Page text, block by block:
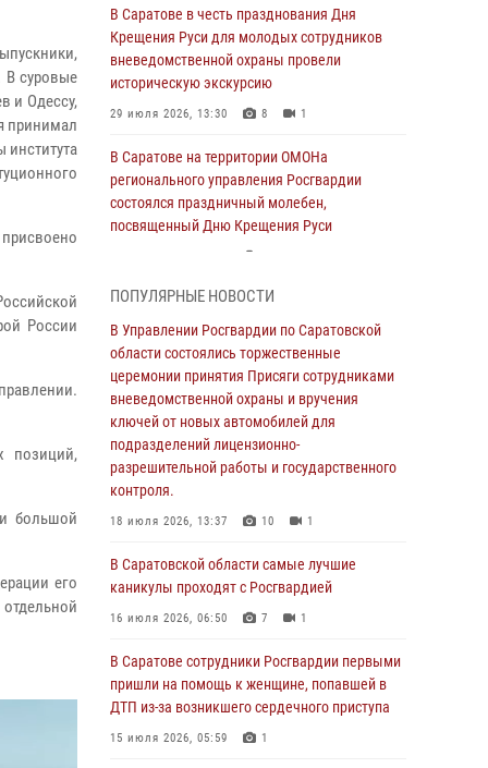
В суровые
и Одессу,
принимал
института
России
позиций,
большой
его
В Саратове в честь празднования Дня
Крещения Руси для молодых сотрудников
вневедомственной охраны провели
историческую экскурсию
29 июля 2026, 13:30 8 1
В Саратове на территории ОМОНа
регионального управления Росгвардии
состоялся праздничный молебен,
посвященный Дню Крещения Руси
В Саратовской области сотрудники
Росгвардии помогли вернуться домой
потерявшейся пенсионерке
21 июля 2026, 10:38
В Управлении Росгвардии по Саратовской
области состоялись торжественные
церемонии принятия Присяги сотрудниками
вневедомственной охраны и вручения
ключей от новых автомобилей для
разрешительной работы и государственного
18 июля 2026, 13:37 10 1
В Саратовской области самые лучшие
16 июля 2026, 06:50 7 1
ПОПУЛЯРНЫЕ НОВОСТИ
В Управлении Росгвардии по Саратовской
области состоялись торжественные
церемонии принятия Присяги сотрудниками
вневедомственной охраны и вручения
ключей от новых автомобилей для
подразделений лицензионно-
разрешительной работы и государственного
контроля.
18 июля 2026, 13:37 10 1
В Саратовской области самые лучшие
каникулы проходят с Росгвардией
16 июля 2026, 06:50 7 1
В Саратове сотрудники Росгвардии первыми
пришли на помощь к женщине, попавшей в
ДТП из-за возникшего сердечного приступа
15 июля 2026, 05:59 1